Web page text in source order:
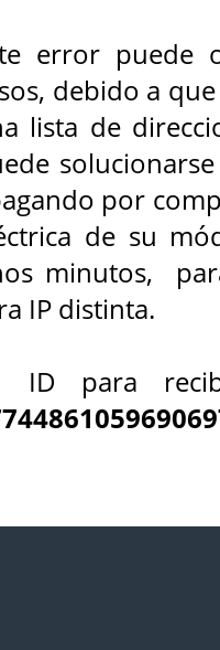
error puede
debido a
lista de
por
de su
minutos,
IP distinta.
ID para